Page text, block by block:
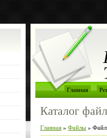
Главная
Каталог
Главная» Файлы»